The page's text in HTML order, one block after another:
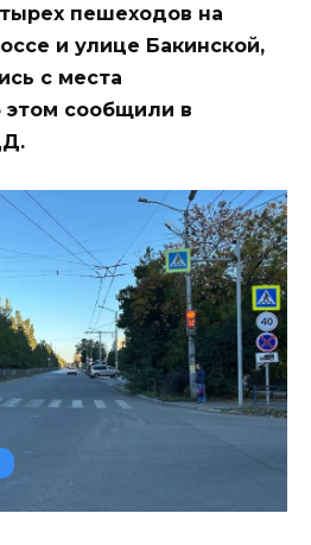
пешеходов на
и улице Бакинской,
с места
сообщили в